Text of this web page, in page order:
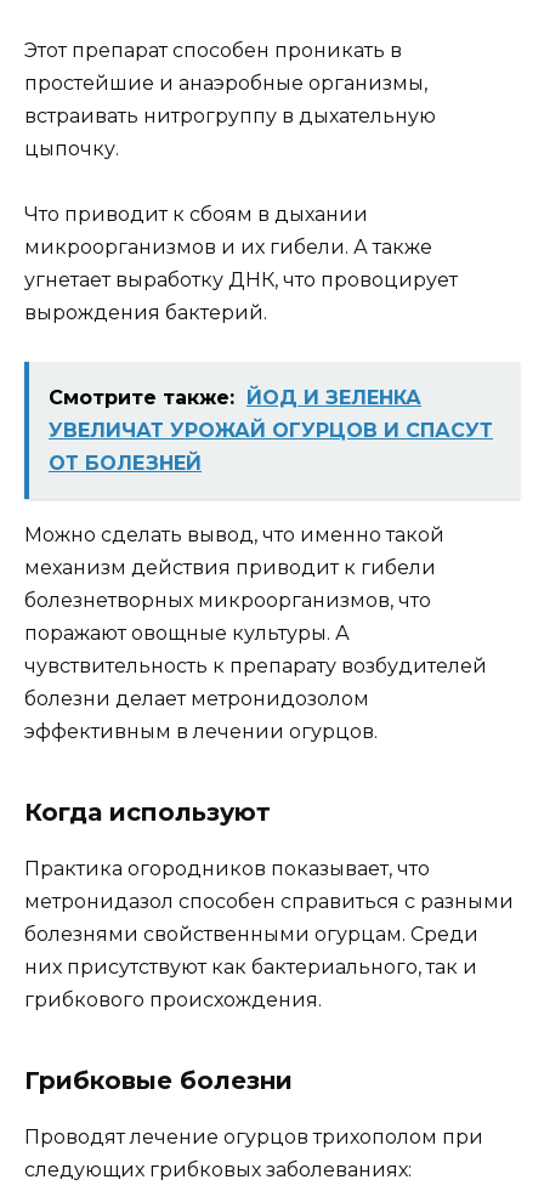
Этот препарат способен проникать в
простейшие и анаэробные организмы,
встраивать нитрогруппу в дыхательную
цыпочку.
Что приводит к сбоям в дыхании
микроорганизмов и их гибели. А также
угнетает выработку ДНК, что провоцирует
вырождения бактерий.
Смотрите также:
ЙОД И ЗЕЛЕНКА
УВЕЛИЧАТ УРОЖАЙ ОГУРЦОВ И СПАСУТ
ОТ БОЛЕЗНЕЙ
Можно сделать вывод, что именно такой
механизм действия приводит к гибели
болезнетворных микроорганизмов, что
поражают овощные культуры. А
чувствительность к препарату возбудителей
болезни делает метронидозолом
эффективным в лечении огурцов.
Когда используют
Практика огородников показывает, что
метронидазол способен справиться с разными
болезнями свойственными огурцам. Среди
них присутствуют как бактериального, так и
грибкового происхождения.
Грибковые болезни
Проводят лечение огурцов трихополом при
следующих грибковых заболеваниях: